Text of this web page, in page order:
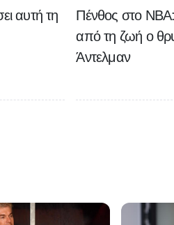
αυτή τη
Πένθος στο
από τη ζωή ο
Άντελμαν